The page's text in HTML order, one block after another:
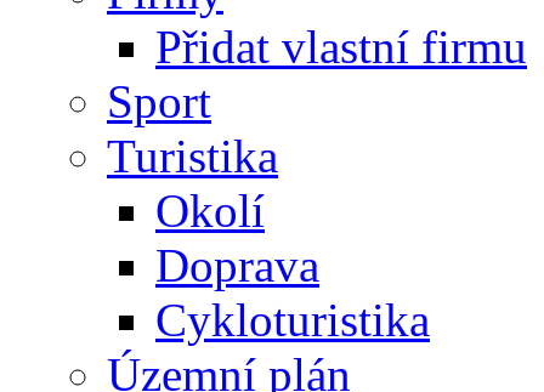
Přidat vlastní firmu
Sport
Turistika
Okolí
Doprava
Cykloturistika
Územní plán